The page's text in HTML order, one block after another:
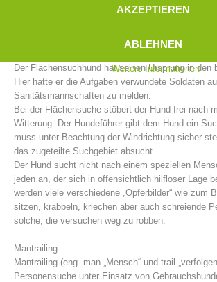
Hunden, Sondierketten, LVS-Suchteams und
Der Flächensuchhund hat seinen Ursprung in den
Hier hatte er die Aufgaben verwundete Soldaten
Sanitätsmannschaften zu melden.
Bei der Flächensuche stöbert der Hund frei nach
Witterung. Der Hundeführer gibt dem Hund ein
muss unter Beachtung der Windrichtung sicher
das zugeteilte Suchgebiet absucht.
Der Hund sucht nicht nach einem speziellen
jeden an, der sich in offensichtlich hilfloser Lage
werden viele verschiedene „Opferbilder“ wie zum
sitzen, krabbeln, kriechen aber auch schreiende
solche, die versuchen weg zu robben.
Mantrailing
Mantrailing (eng. man „Mensch“ und trail
Personensuche unter Einsatz von
AKZEPTIEREN
ABLEHNEN
Weitere Informationen